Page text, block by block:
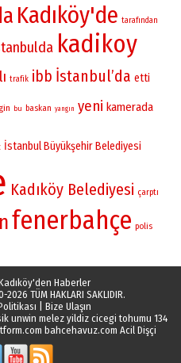
Kadıköy'de tarafından
kadikoy
trafik ibb İstanbul’da etti
bu baskan yangın yeni kamerada
İstanbul Büyükşehir Belediyesi
Kadıköy Belediyesi çarptı
fenerbahçe polis
Haberler
TÜM HAKLARI SAKLIDIR.
Bize Ulaşın
unwin melez yildiz cicegi tohumu 134
bahcehavuz.com Acil Dişçi